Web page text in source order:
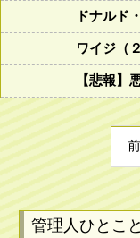
ドナルド
ワイジ（
【悲報】
管理人ひとこと